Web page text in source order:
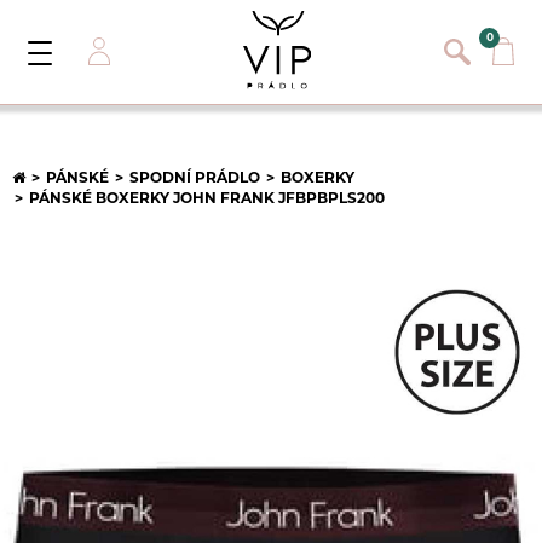
Přihlásit se
0
Toggle
PÁNSKÉ SPODNÍ PRÁDLO
BOXERKY
PÁNSKÉ BOXERKY JOHN FRANK JFBPBPLS200